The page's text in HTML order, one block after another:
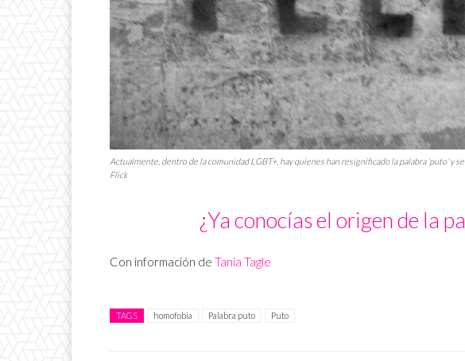
Actualmente, dentro de la comunidad LGBT+, hay quienes han resignificado la palabra ‘puto’ y
Flick
¿Ya conocías el origen de la
Con información de Tania Tagle
TAGS homofobia Palabra puto Puto